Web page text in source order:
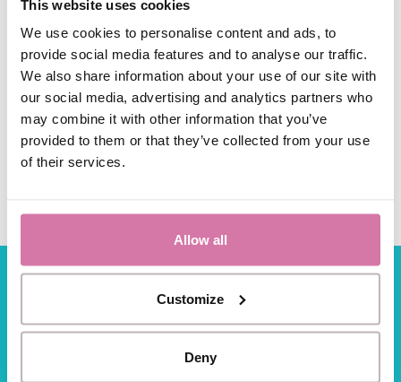
This website uses cookies
We use cookies to personalise content and ads, to
provide social media features and to analyse our traffic.
We also share information about your use of our site with
our social media, advertising and analytics partners who
may combine it with other information that you’ve
provided to them or that they’ve collected from your use
of their services.
Allow all
Customize
Deny
Met wifi: Gasten kunnen hun foto's direct delen
naar hun e-mail of telefoon tijdens het feest.
Zonder wifi: Is er geen internet op locatie? Geen
probleem. De deelacties komen in een wachtrij
te staan. Zodra de photobooth terug is op onze
vestiging, worden alle foto's alsnog automatisch